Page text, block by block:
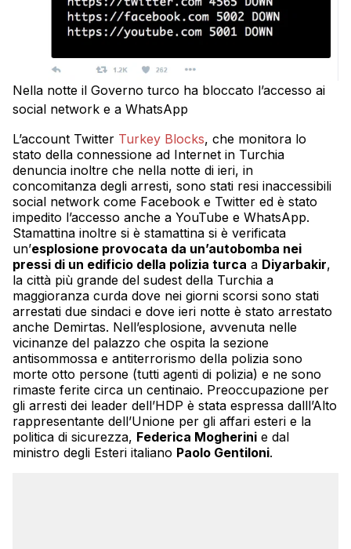
Nella notte il Governo turco ha bloccato l’accesso ai
social network e a WhatsApp
L’account Twitter Turkey Blocks, che monitora lo
stato della connessione ad Internet in Turchia
denuncia inoltre che nella notte di ieri, in
concomitanza degli arresti, sono stati resi inaccessibili
social network come Facebook e Twitter ed è stato
impedito l’accesso anche a YouTube e WhatsApp.
Stamattina inoltre si è stamattina si è verificata
un’esplosione provocata da un’autobomba nei
pressi di un edificio della polizia turca a Diyarbakir,
la città più grande del sudest della Turchia a
maggioranza curda dove nei giorni scorsi sono stati
arrestati due sindaci e dove ieri notte è stato arrestato
anche Demirtas. Nell’esplosione, avvenuta nelle
vicinanze del palazzo che ospita la sezione
antisommossa e antiterrorismo della polizia sono
morte otto persone (tutti agenti di polizia) e ne sono
rimaste ferite circa un centinaio. Preoccupazione per
gli arresti dei leader dell’HDP è stata espressa dalll’Alto
rappresentante dell’Unione per gli affari esteri e la
politica di sicurezza, Federica Mogherini e dal
ministro degli Esteri italiano Paolo Gentiloni.